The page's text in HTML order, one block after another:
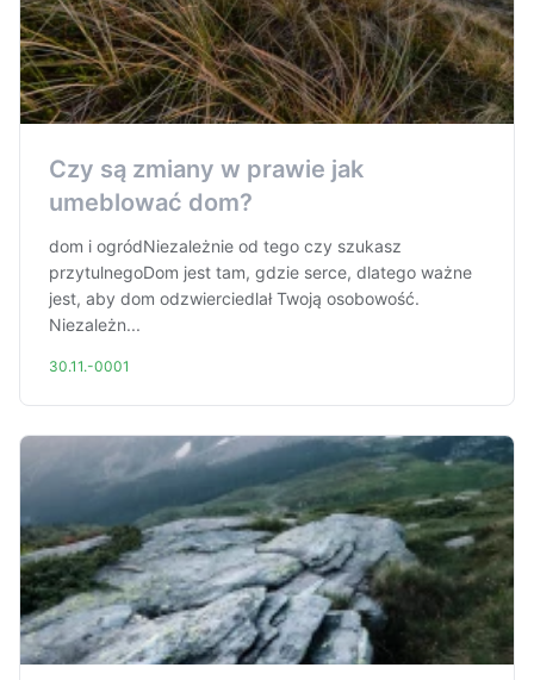
Czy są zmiany w prawie jak
umeblować dom?
dom i ogródNiezależnie od tego czy szukasz
przytulnegoDom jest tam, gdzie serce, dlatego ważne
jest, aby dom odzwierciedlał Twoją osobowość.
Niezależn...
30.11.-0001